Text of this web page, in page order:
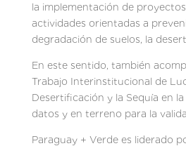
la implementación de
actividades orientadas a
degradación de suelos, la
En este sentido, también
Trabajo Interinstitucional de
Desertificación y la Sequía en
datos y en terreno para la
Paraguay + Verde es liderado